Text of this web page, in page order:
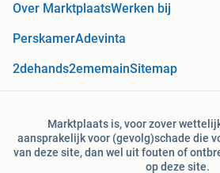
Over MarktplaatsWerken bij
PerskamerAdevinta
2dehands2ememainSitemap
Marktplaats is, voor zover
aansprakelijk voor (gevolg)schade die
van deze site, dan wel uit fouten of
op deze site.